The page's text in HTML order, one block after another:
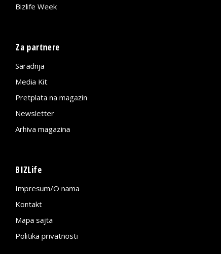
Bizlife Week
Za partnere
Saradnja
Media Kit
Pretplata na magazin
Newsletter
Arhiva magazina
BIZLife
Impresum/O nama
Kontakt
Mapa sajta
Politika privatnosti